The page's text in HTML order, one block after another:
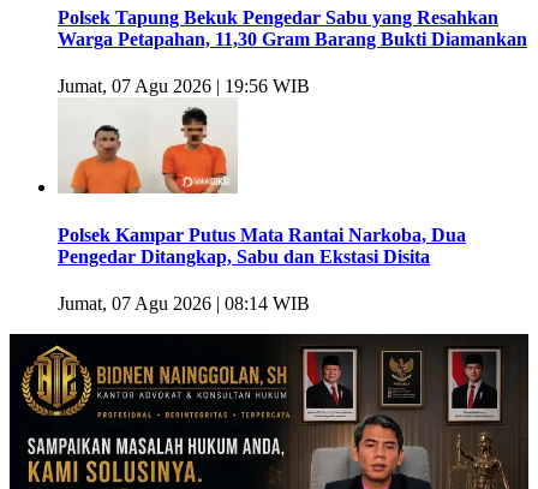
Polsek Tapung Bekuk Pengedar Sabu yang Resahkan
Warga Petapahan, 11,30 Gram Barang Bukti Diamankan
Jumat, 07 Agu 2026 | 19:56 WIB
Polsek Kampar Putus Mata Rantai Narkoba, Dua
Pengedar Ditangkap, Sabu dan Ekstasi Disita
Jumat, 07 Agu 2026 | 08:14 WIB